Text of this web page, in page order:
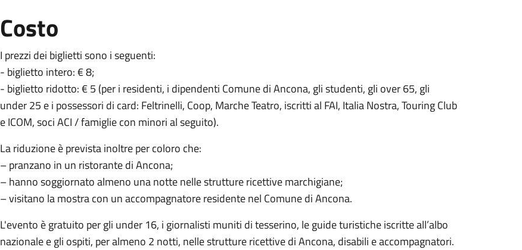
Costo
I prezzi dei biglietti sono i seguenti:
- biglietto intero: € 8;
- biglietto ridotto: € 5 (per i residenti, i dipendenti Comune di Ancona, gli studenti, gli over 65, gli
under 25 e i possessori di card: Feltrinelli, Coop, Marche Teatro, iscritti al FAI, Italia Nostra, Touring Club
e ICOM, soci ACI / famiglie con minori al seguito).
La riduzione è prevista inoltre per coloro che:
– pranzano in un ristorante di Ancona;
– hanno soggiornato almeno una notte nelle strutture ricettive marchigiane;
– visitano la mostra con un accompagnatore residente nel Comune di Ancona.
L'evento è gratuito per gli under 16, i giornalisti muniti di tesserino, le guide turistiche iscritte all’albo
nazionale e gli ospiti, per almeno 2 notti, nelle strutture ricettive di Ancona, disabili e accompagnatori.